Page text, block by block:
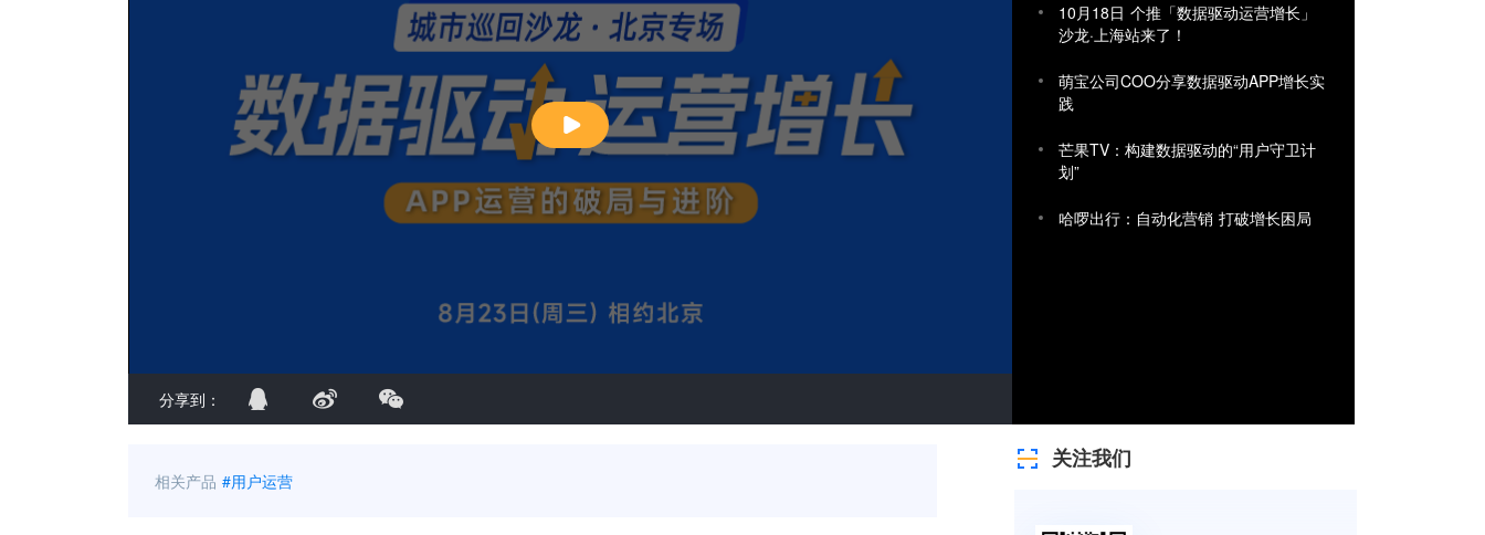
Play
Video
分享到：
10月18日 个推「数据驱动运营增长」
沙龙·上海站来了！
萌宝公司COO分享数据驱动APP增长实
践
芒果TV：构建数据驱动的“用户守卫计
划”
哈啰出行：自动化营销 打破增长困局
相关产品 #用户运营
关注我们